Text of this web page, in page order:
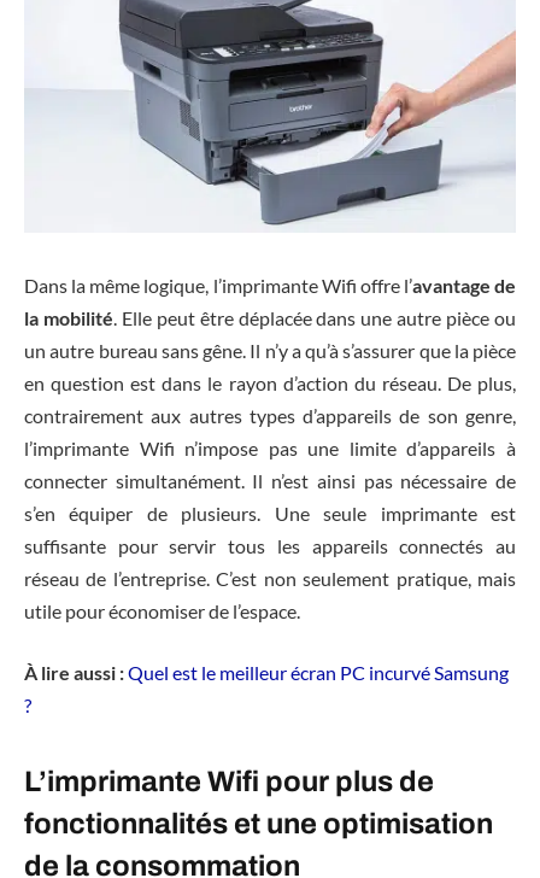
Dans la même logique, l’imprimante Wifi offre l’avantage de
la mobilité . Elle peut être déplacée dans une autre pièce ou
un autre bureau sans gêne. Il n’y a qu’à s’assurer que la pièce
en question est dans le rayon d’action du réseau. De plus,
contrairement aux autres types d’appareils de son genre,
l’imprimante Wifi n’impose pas une limite d’appareils à
connecter simultanément. Il n’est ainsi pas nécessaire de
s’en équiper de plusieurs. Une seule imprimante est
suffisante pour servir tous les appareils connectés au
réseau de l’entreprise. C’est non seulement pratique, mais
utile pour économiser de l’espace.
À lire aussi :Quel est le meilleur écran PC incurvé Samsung
?
L’imprimante Wifi pour plus de
fonctionnalités et une optimisation
de la consommation